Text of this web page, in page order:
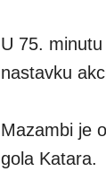
U 75.
nastavku
Mazambi je
gola Katara.